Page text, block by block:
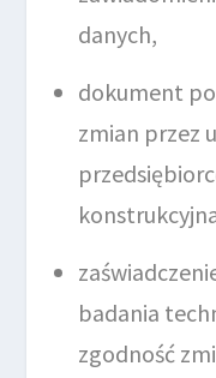
danych,
dokument
zmian przez
badania
zgodność